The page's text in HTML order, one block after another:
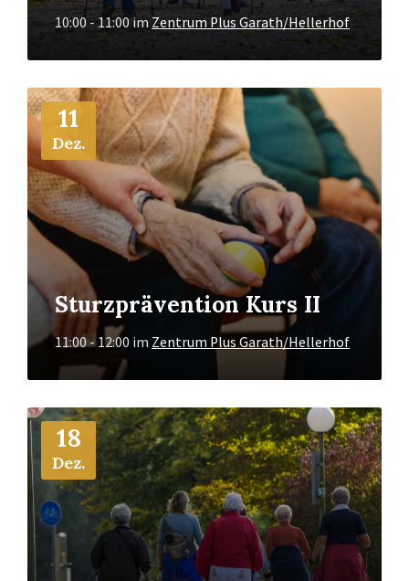
10:00 - 11:00imZentrum Plus Garath/Hellerhof
11
Dez.
Sturzprävention Kurs II
11:00 - 12:00 im Zentrum Plus Garath/Hellerhof
Mehr
Info
18
Dez.
Mehr
Info